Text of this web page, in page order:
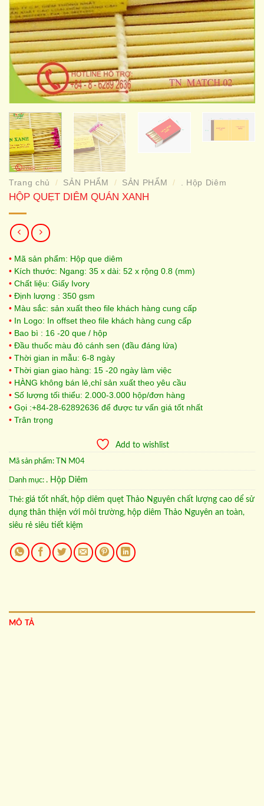
Trang chủ / SẢN PHẨM / SẢN PHẨM / . Hộp Diêm
HỘP QUẸT DIÊM QUÁN XANH
• Mã sản phẩm: Hộp que diêm
• Kích thước: Ngang: 35 x dài: 52 x rộng 0.8 (mm)
• Chất liệu: Giấy Ivory
• Định lượng : 350 gsm
• Màu sắc: sản xuất theo file khách hàng cung cấp
• In Logo: In offset theo file khách hàng cung cấp
• Bao bì : 16 -20 que / hộp
• Đầu thuốc màu đỏ cánh sen (đầu đáng lửa)
• Thời gian in mẫu: 6-8 ngày
• Thời gian giao hàng: 15 -20 ngày làm việc
• HÀNG không bán lẻ,chỉ sản xuất theo yêu cầu
• Số lượng tối thiểu: 2.000-3.000 hộp/đơn hàng
• Gọi :+84-28-62892636 để được tư vấn giá tốt nhất
• Trân trọng
Add to wishlist
Mã sản phẩm: TN M04
Danh mục: . Hộp Diêm
Thẻ: giá tốt nhất, hộp diêm quẹt Thảo Nguyên chất lượng cao dể sử
dụng thân thiện với môi trường, hộp diêm Thảo Nguyên an toàn,
siêu rẻ siêu tiết kiệm
MÔ TẢ